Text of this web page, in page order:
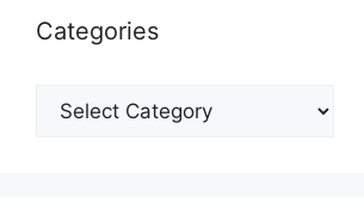
Categories
Categories